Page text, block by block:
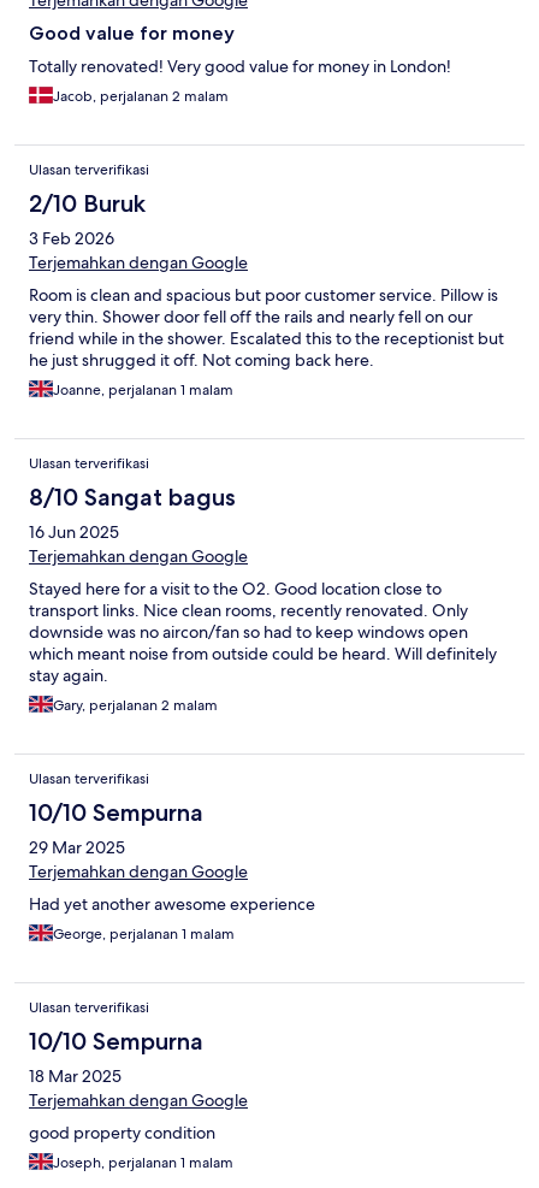
Good value for money
Totally renovated! Very good value for money in London!
Jacob, perjalanan 2 malam
Ulasan terverifikasi
2/10 Buruk
3 Feb 2026
Terjemahkan dengan Google
Room is clean and spacious but poor customer service. Pillow is
very thin. Shower door fell off the rails and nearly fell on our
friend while in the shower. Escalated this to the receptionist but
he just shrugged it off. Not coming back here.
Joanne, perjalanan 1 malam
Ulasan terverifikasi
8/10 Sangat bagus
16 Jun 2025
Terjemahkan dengan Google
Stayed here for a visit to the O2. Good location close to
transport links. Nice clean rooms, recently renovated. Only
downside was no aircon/fan so had to keep windows open
which meant noise from outside could be heard. Will definitely
stay again.
Gary, perjalanan 2 malam
Ulasan terverifikasi
10/10 Sempurna
29 Mar 2025
Terjemahkan dengan Google
Had yet another awesome experience
George, perjalanan 1 malam
Ulasan terverifikasi
10/10 Sempurna
18 Mar 2025
Terjemahkan dengan Google
good property condition
Joseph, perjalanan 1 malam